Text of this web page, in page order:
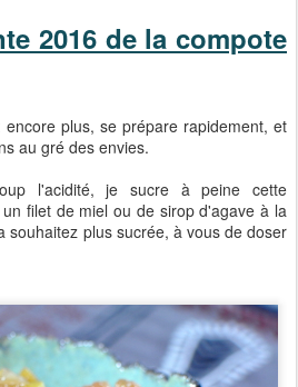
2016 de la compote
plus, se prépare rapidement, et
au gré des envies.
l'acidité, je sucre à peine cette
filet de miel ou de sirop d'agave à la
souhaitez plus sucrée, à vous de doser